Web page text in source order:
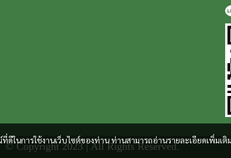
นการใช้งานเว็บไซต์ของท่าน ท่านสามารถอ่านรายละเอียดเพิ่มเติม
© Copyright 2023 | All Rights Reserved.